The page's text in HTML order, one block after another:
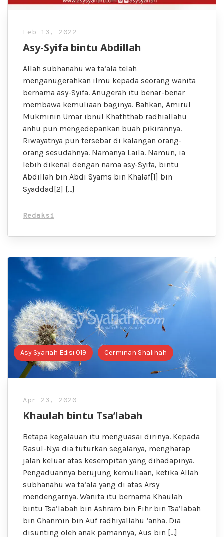
Feb 13, 2022
Asy-Syifa bintu Abdillah
Allah subhanahu wa ta’ala telah
menganugerahkan ilmu kepada seorang wanita
bernama asy-Syifa. Anugerah itu benar-benar
membawa kemuliaan baginya. Bahkan, Amirul
Mukminin Umar ibnul Khaththab radhiallahu
anhu pun mengedepankan buah pikirannya.
Riwayatnya pun tersebar di kalangan orang-
orang sesudahnya. Namanya Laila. Namun, ia
lebih dikenal dengan nama asy-Syifa, bintu
Abdillah bin Abdi Syams bin Khalaf[1] bin
Syaddad[2] […]
Redaksi
Asy Syariah Edisi 019 Cerminan Shalihah
Apr 23, 2020
Khaulah bintu Tsa’labah
Betapa kegalauan itu menguasai dirinya. Kepada
Rasul-Nya dia tuturkan segalanya, mengharap
jalan keluar atas kesempitan yang dihadapinya.
Pengaduannya berujung kemuliaan, ketika Allah
subhanahu wa ta’ala yang di atas Arsy
mendengarnya. Wanita itu bernama Khaulah
bintu Tsa’labah bin Ashram bin Fihr bin Tsa’labah
bin Ghanmin bin Auf radhiyallahu ‘anha. Dia
disunting oleh anak pamannya, Aus bin […]